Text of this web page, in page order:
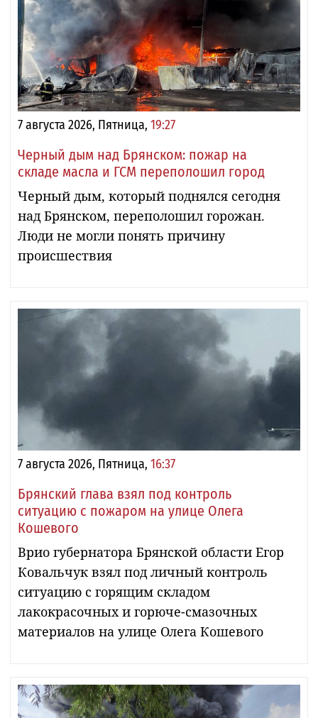
7 августа 2026, Пятница, 19:27
Черный дым над Брянском: пожар на
складе масла и ГСМ переполошил город
Черный дым, который поднялся сегодня
над Брянском, переполошил горожан.
Люди не могли понять причину
происшествия
7 августа 2026, Пятница, 16:37
Брянский глава взял под контроль
ситуацию с пожаром на улице Олега
Кошевого
Врио губернатора Брянской области Егор
Ковальчук взял под личный контроль
ситуацию с горящим складом
лакокрасочных и горюче-смазочных
материалов на улице Олега Кошевого